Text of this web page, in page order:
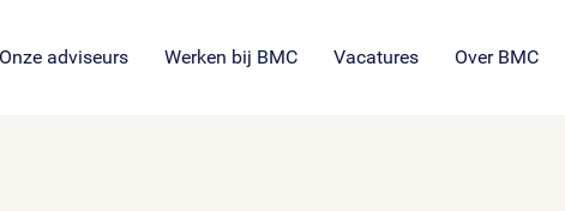
Onze adviseurs Werken bij BMC Vacatures Over BMC